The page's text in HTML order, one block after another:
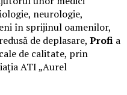
neurologie,
în sprijinul oamenilor,
de deplasare, Profi a
de calitate, prin
ATI „Aurel